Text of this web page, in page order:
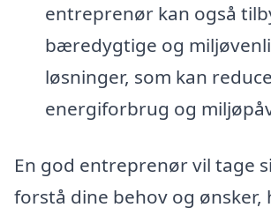
entreprenør kan også
bæredygtige og
løsninger, som kan
energiforbrug og
En god entreprenør vil tage
forstå dine behov og ønsker,